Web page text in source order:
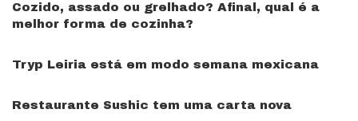
Cozido, assado ou grelhado? Afinal, qual é a
melhor forma de cozinha?
Tryp Leiria está em modo semana mexicana
Restaurante Sushic tem uma carta nova